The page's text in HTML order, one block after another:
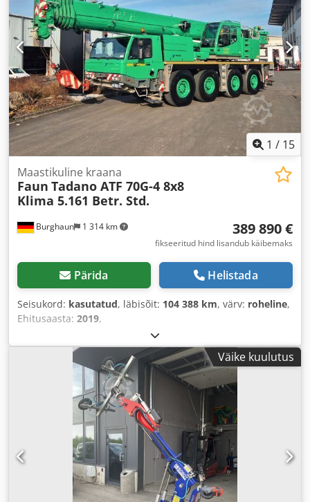
1 / 15
Burghaun 1 314 km
Maastikuline kraana
Faun Tadano ATF 70G-4 8x8
Klima 5.161 Betr. Std.
389 890 €
fikseeritud hind lisandub käibemaks
Pärida Helistada
Seisukord: kasutatud, läbisõit: 104 388 km, värv: roheline,
Ehitusaasta: 2019,
Väike kuulutus